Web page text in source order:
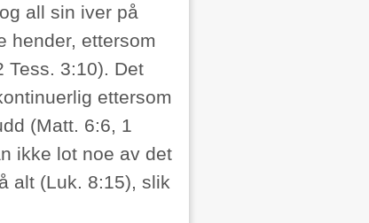
all sin iver på
hender, ettersom
Tess. 3:10). Det
ettersom
(Matt. 6:6, 1
ikke lot noe av det
alt (Luk. 8:15), slik